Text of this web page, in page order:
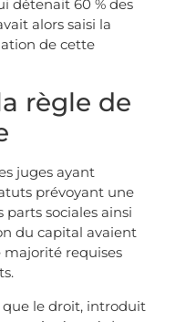
détenait 60 % des
alors saisi la
de cette
règle de
juges ayant
prévoyant une
parts sociales ainsi
du capital avaient
majorité requises
que le droit, introduit